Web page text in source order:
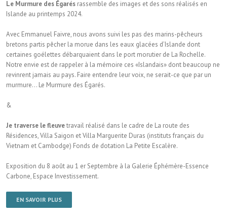
Le Murmure des Égarés rassemble des images et des sons réalisés en
Islande au printemps 2024.
Avec Emmanuel Faivre, nous avons suivi les pas des marins-pêcheurs
bretons partis pêcher la morue dans les eaux glacées d’Islande dont
certaines goélettes débarquaient dans le port morutier de La Rochelle.
Notre envie est de rappeler à la mémoire ces «Islandais» dont beaucoup ne
revinrent jamais au pays. Faire entendre leur voix, ne serait-ce que par un
murmure… Le Murmure des Égarés.
&
Je traverse le fleuvetravail réalisé dans le cadre de La route des
Résidences, Villa Saigon et Villa Marguerite Duras (instituts français du
Vietnam et Cambodge) Fonds de dotation La Petite Escalère.
Exposition du 8 août au 1 er Septembre à la Galerie Éphémère-Essence
Carbone, Espace Investissement.
EN SAVOIR PLUS